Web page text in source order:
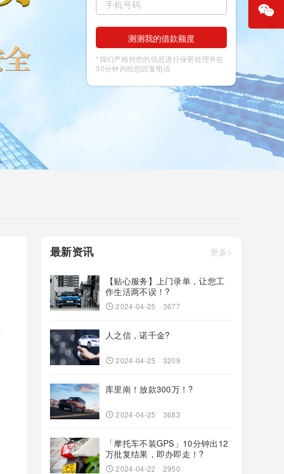
测测我的借款额度
*我们严格对您的信息进行保密处理并在
30分钟内给您回复电话
最新资讯 更多>
【贴心服务】上门录单，让您工
作生活两不误！?
2024-04-25 3677
人之信，诺千金?
2024-04-25 3209
库里南！放款300万！?
2024-04-25 3683
「摩托车不装GPS」10分钟出12
万批复结果，即办即走！?
2024-04-22 2950